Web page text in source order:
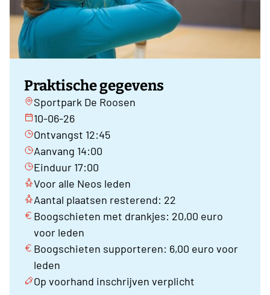
Praktische gegevens
Sportpark De Roosen
10-06-26
Ontvangst 12:45
Aanvang 14:00
Einduur 17:00
Voor alle Neos leden
Aantal plaatsen resterend: 22
Boogschieten met drankjes: 20,00 euro
voor leden
Boogschieten supporteren: 6,00 euro voor
leden
Op voorhand inschrijven verplicht